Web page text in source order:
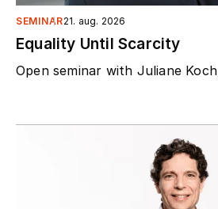
SEMINAR21. aug. 2026
Equality Until Scarcity
Open seminar with Juliane